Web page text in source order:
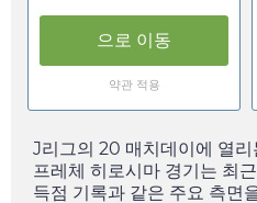
으로 이동
약관 적용
J리그의 20 매치데이에 열
프레체 히로시마 경기는 최
득점 기록과 같은 주요 측면